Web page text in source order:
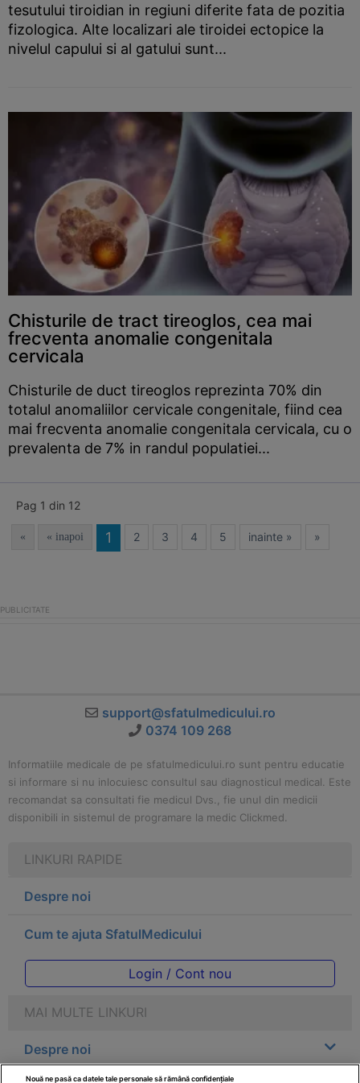
tesutului tiroidian in regiuni diferite fata de pozitia
fizologica. Alte localizari ale tiroidei ectopice la
nivelul capului si al gatului sunt...
Chisturile de tract tireoglos, cea mai
frecventa anomalie congenitala
cervicala
Chisturile de duct tireoglos reprezinta 70% din
totalul anomaliilor cervicale congenitale, fiind cea
mai frecventa anomalie congenitala cervicala, cu o
prevalenta de 7% in randul populatiei...
Pag 1 din 12
« « inapoi 1 2 3 4 5 inainte » »
support@sfatulmedicului.ro
0374 109 268
Informatiile medicale de pe sfatulmedicului.ro sunt pentru educatie
si informare si nu inlocuiesc consultul sau diagnosticul medical. Este
recomandat sa consultati fie medicul Dvs., fie unul din medicii
disponibili in sistemul de programare la medic Clickmed.
LINKURI RAPIDE
Despre noi
Cum te ajuta SfatulMedicului
Login / Cont nou
MAI MULTE LINKURI
Despre noi
Nouă ne pasă ca datele tale personale să rămână confidențiale